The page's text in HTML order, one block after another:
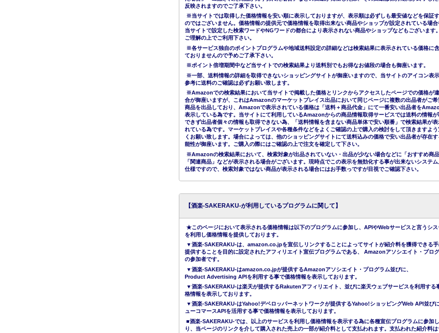
反映されますのでご了承下さい。
※当サイトでは取得した価格情報を安い順に表示しておりますが、表示順は必ずしも最安値などを保証
のではございません。価格情報の提供元で価格情報を取得出来ない商品やショップが設定されている場合
当サイトで設定した検索ワードやNGワードの都合により表示されない商品やショップなどもございます
ご理解の上でご利用下さい。
※各サービス独自のポイントプログラムや地域送料設定の詳細などは検索結果に表示されている価格に
ておりませんので予めご了承下さい。
※ポイント倍増期間中など当サイトでの検索結果より送料別でもお得なお値段の場合も御座います。
※一部、送料情報の詳細を取得できないショッピングサイトが御座いますので、当サイトのアイコン表
参考に送料のご確認は必ずお願い致します。
※Amazonでの検索結果において当サイトで掲載した価格とリンクからアクセスしたページでの価格が
合が御座いますが、これはAmazonのマーケットプレイス出品において同じページに複数の出品者がご希
商品を出品しており、Amazonで表示されている価格は「送料＋商品代金」にて一番安い出品者を
表示している為です。当サイトにて利用しているAmazonからの商品情報取得サービスでは送料の情報が
できず出品者個々の情報も取得できない為、「送料情報を含まない商品単体で安い順番」で検索結果が表
れている為です。マーケットプレイスや各種条件などをよくご確認の上で購入の検討をして頂きますよう
くお願い致します。場合によっては、他のショッピングサイトにて送料込みの価格で安い出品者が存在
能性が御座います。ご購入の際にはご確認の上で注文を確定して下さい。
※Amazonの検索結果において、検索対象が出品されていない・出品が少ない場合などに「おすすめ商品
「関連商品」などが表示される場合がございます。現時点でこの表示を無効化する事が出来ないシステ
仕様ですので、検索対象ではない商品が表示される場合にはお手数っですが目視でご確認下さい。
【酒楽-SAKERAKU-が利用しているプログラムに関して】
★このページにおいて表示される価格情報は以下のプログラムに参加し、APIやWebサービスと言うシス
を利用し価格情報を提供しております。
▼酒楽-SAKERAKU-は、amazon.co.jpを宣伝しリンクすることによってサイトが紹介料を獲得できる
提供することを目的に設定されたアフィリエイト宣伝プログラムである、 Amazonアソシエイト・プロ
の参加者です。
▼酒楽-SAKERAKU-はamazon.co.jpが提供するAmazonアソシエイト・プログラム並びに、
Product Advertising APIを利用する事で価格情報を表示しております。
▼酒楽-SAKERAKU-は楽天が提供するRakutenアフィリエイト、並びに楽天ウェブサービスを利用する
格情報を表示しております。
▼酒楽-SAKERAKU-はYahoo!デベロッパーネットワークが提供するYahoo!ショッピングWeb API並び
ューコマースAPIを活用する事で価格情報を表示しております。
■酒楽-SAKERAKU-では、以上のサービスを利用し価格情報を表示する為に各種宣伝プログラムに参加
り、当ページのリンクを介して購入された売上の一部が紹介料として支払われます。支払われた紹介料は